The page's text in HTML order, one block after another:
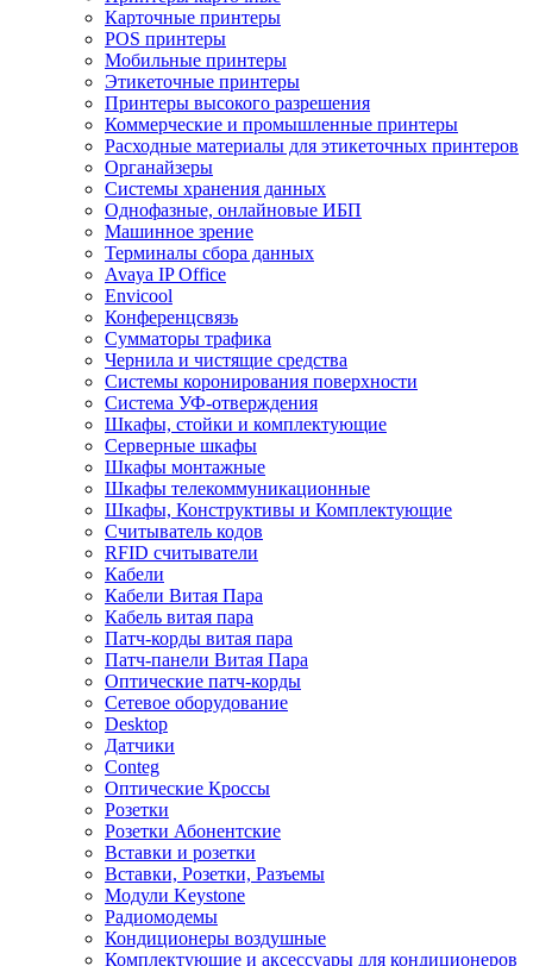
Карточные принтеры
POS принтеры
Мобильные принтеры
Этикеточные принтеры
Принтеры высокого разрешения
Коммерческие и промышленные принтеры
Расходные материалы для этикеточных принтеров
Органайзеры
Системы хранения данных
Однофазные, онлайновые ИБП
Машинное зрение
Терминалы сбора данных
Avaya IP Office
Envicool
Конференцсвязь
Сумматоры трафика
Чернила и чистящие средства
Системы коронирования поверхности
Cистема УФ-отверждения
Шкафы, стойки и комплектующие
Серверные шкафы
Шкафы монтажные
Шкафы телекоммуникационные
Шкафы, Конструктивы и Комплектующие
Считыватель кодов
RFID считыватели
Кабели
Кабели Витая Пара
Кабель витая пара
Патч-корды витая пара
Патч-панели Витая Пара
Оптические патч-корды
Сетевое оборудование
Desktop
Датчики
Conteg
Оптические Кроссы
Розетки
Розетки Абонентские
Вставки и розетки
Вставки, Розетки, Разъемы
Модули Keystone
Радиомодемы
Кондиционеры воздушные
Комплектующие и аксессуары для кондиционеров